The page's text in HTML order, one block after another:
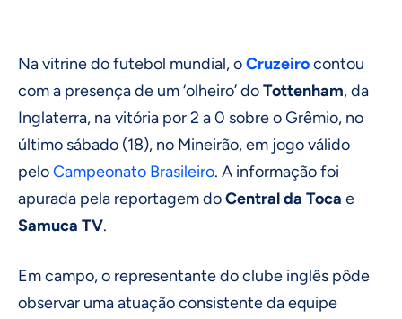
Na vitrine do futebol mundial, oCruzeirocontou
com a presença de um ‘olheiro’ doTottenham, da
Inglaterra, na vitória por 2 a 0 sobre o Grêmio, no
último sábado (18), no Mineirão, em jogo válido
peloCampeonato Brasileiro. A informação foi
apurada pela reportagem doCentral da Toca e
Samuca TV.
Em campo, o representante do clube inglês pôde
observar uma atuação consistente da equipe